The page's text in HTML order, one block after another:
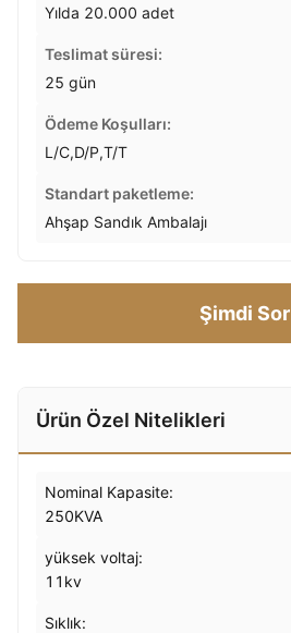
Yılda 20.000 adet
Teslimat süresi:
25 gün
Ödeme Koşulları:
L/C,D/P,T/T
Standart paketleme:
Ahşap Sandık Ambalajı
Şimdi Sor
Ürün Özel Nitelikleri
Nominal Kapasite:
250KVA
yüksek voltaj:
11kv
Sıklık: